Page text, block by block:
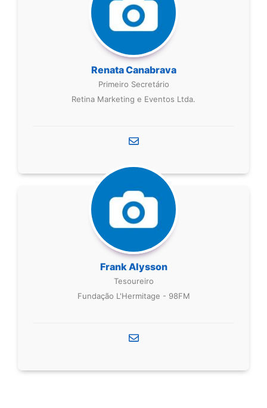
Renata Canabrava
Primeiro Secretário
Retina Marketing e Eventos Ltda.
Frank Alysson
Tesoureiro
Fundação L'Hermitage - 98FM